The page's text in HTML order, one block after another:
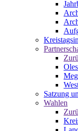
Satzung
Wahlen